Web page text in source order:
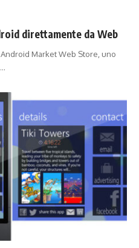
direttamente da Web
Market Web Store, uno